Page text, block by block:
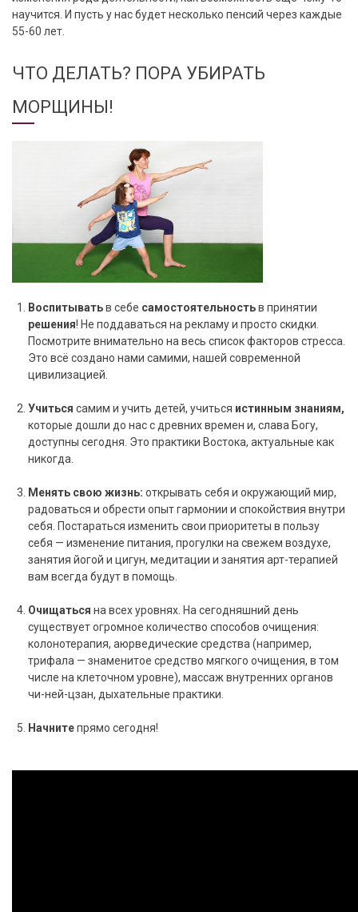
научится. И пусть у нас будет несколько пенсий через каждые
55-60 лет.
ЧТО ДЕЛАТЬ? ПОРА УБИРАТЬ
МОРЩИНЫ!
Воспитыватьв себе самостоятельностьв принятии
решения! Не поддаваться на рекламу и просто скидки.
Посмотрите внимательно на весь список факторов стресса.
Это всё создано нами самими, нашей современной
цивилизацией.
Учиться самим и учить детей, учиться истинным знаниям,
которые дошли до нас с древних времен и, слава Богу,
доступны сегодня. Это практики Востока, актуальные как
никогда.
Менять свою жизнь: открывать себя и окружающий мир,
радоваться и обрести опыт гармонии и спокойствия внутри
себя. Постараться изменить свои приоритеты в пользу
себя — изменение питания, прогулки на свежем воздухе,
занятия йогой и цигун, медитации и занятия арт-терапией
вам всегда будут в помощь.
Очищаться на всех уровнях. На сегодняшний день
существует огромное количество способов очищения:
колонотерапия, аюрведические средства (например,
трифала — знаменитое средство мягкого очищения, в том
числе на клеточном уровне), массаж внутренних органов
чи-ней-цзан, дыхательные практики.
Начнитепрямо сегодня!